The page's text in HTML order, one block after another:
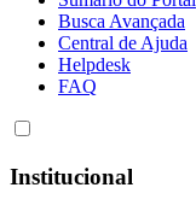
Busca Avançada
Central de Ajuda
Helpdesk
FAQ
Institucional